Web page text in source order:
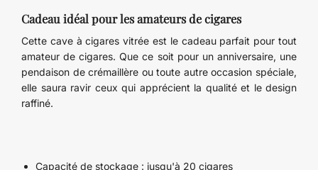
Cadeau idéal pour les amateurs de cigares
Cette cave à cigares vitrée est le cadeau parfait pour tout
amateur de cigares. Que ce soit pour un anniversaire, une
pendaison de crémaillère ou toute autre occasion spéciale,
elle saura ravir ceux qui apprécient la qualité et le design
raffiné.
Capacité de stockage : jusqu'à 20 cigares